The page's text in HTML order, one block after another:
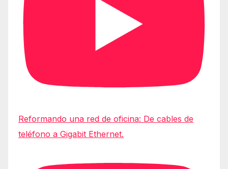
Reformando una red de oficina: De cables de
teléfono a Gigabit Ethernet.